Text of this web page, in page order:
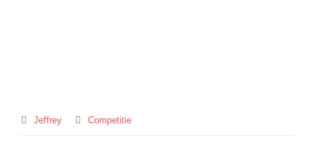
Jeffrey Competitie